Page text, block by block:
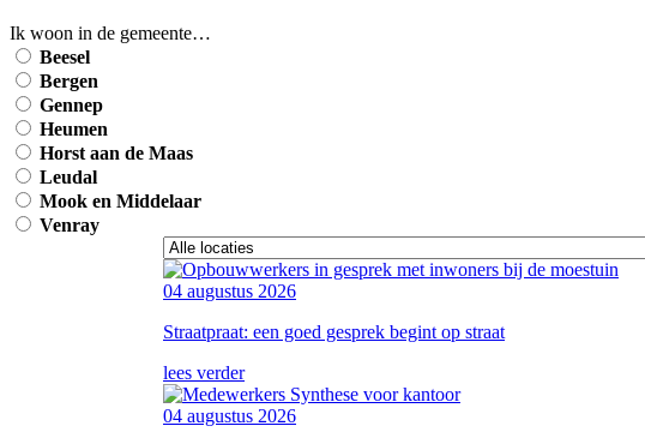
Ik woon in de gemeente…
Beesel
Bergen
Gennep
Heumen
Horst aan de Maas
Leudal
Mook en Middelaar
Venray
04 augustus 2026
Straatpraat: een goed gesprek begint op straat
lees verder
04 augustus 2026